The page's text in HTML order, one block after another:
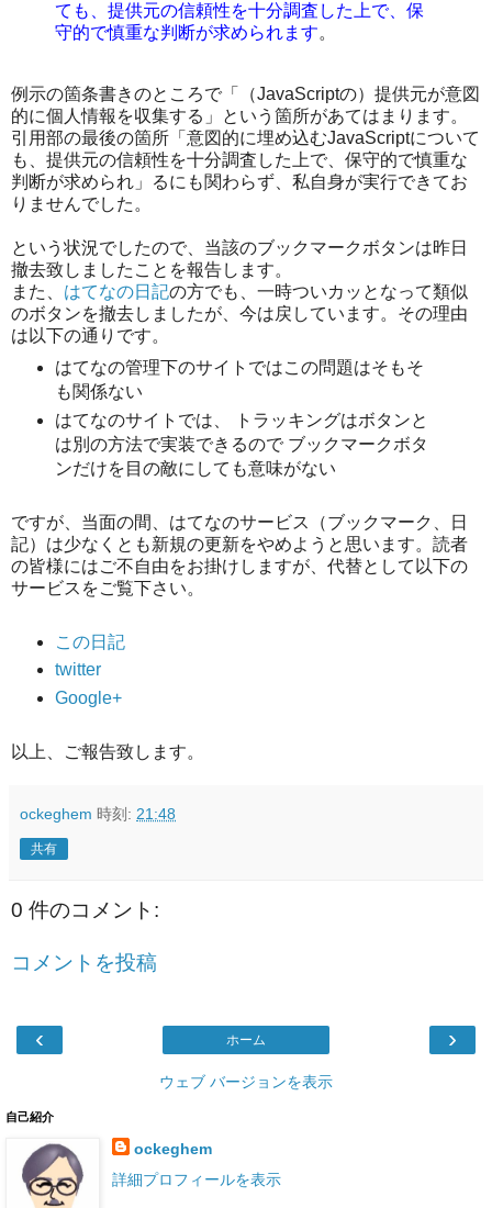
ても、提供元の信頼性を十分調査した上で、保
守的で慎重な判断が求められます。
例示の箇条書きのところで「（JavaScriptの）提供元が意図
的に個人情報を収集する」という箇所があてはまります。
引用部の最後の箇所「意図的に埋め込むJavaScriptについて
も、提供元の信頼性を十分調査した上で、保守的で慎重な
判断が求められ」るにも関わらず、私自身が実行できてお
りませんでした。
という状況でしたので、当該のブックマークボタンは昨日
撤去致しましたことを報告します。
また、 はてなの日記の方でも、一時ついカッとなって類似
のボタンを撤去しましたが、今は戻しています。その理由
は以下の通りです。
はてなの管理下のサイトではこの問題はそもそ
も関係ない
はてなのサイトでは、 トラッキングはボタンと
は別の方法で実装できるので ブックマークボタ
ンだけを目の敵にしても意味がない
ですが、当面の間、はてなのサービス（ブックマーク、日
記）は少なくとも新規の更新をやめようと思います。読者
の皆様にはご不自由をお掛けしますが、代替として以下の
サービスをご覧下さい。
この日記
twitter
Google+
以上、ご報告致します。
ockeghem 時刻: 21:48
共有
0 件のコメント:
コメントを投稿
‹ ›
ホーム
ウェブ バージョンを表示
自己紹介
ockeghem
詳細プロフィールを表示